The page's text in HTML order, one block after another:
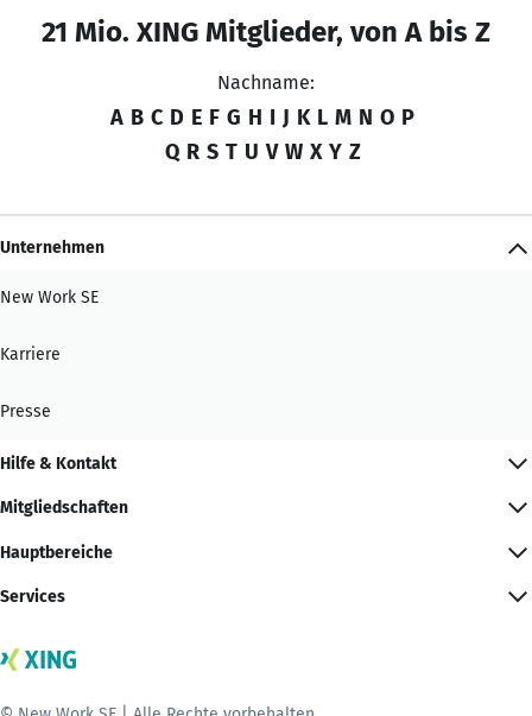
21 Mio. XING Mitglieder, von A bis Z
Nachname:
A B C D E F G H I J K L M N O P
Q R S T U V W X Y Z
Unternehmen
New Work SE
Karriere
Presse
Hilfe & Kontakt
Mitgliedschaften
Hauptbereiche
Services